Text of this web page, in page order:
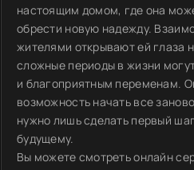
настоящим домом, где она
обрести новую надежду.
жителями открывают ей глаза
сложные периоды в жизни
и благоприятным переменам.
возможность начать все
нужно лишь сделать первый
будущему.
Вы можете смотреть онлайн